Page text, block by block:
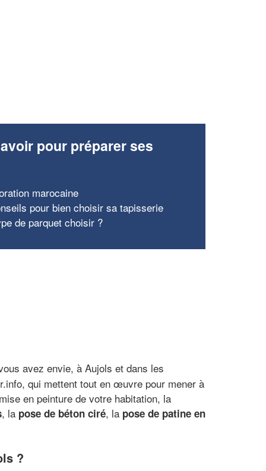
pour préparer ses
marocaine
pour bien choisir sa tapisserie
de parquet choisir ?
avez envie, à Aujols et dans les
qui mettent tout en œuvre pour mener à
en peinture de votre habitation, la
, la pose de béton ciré, la pose de patine en
?